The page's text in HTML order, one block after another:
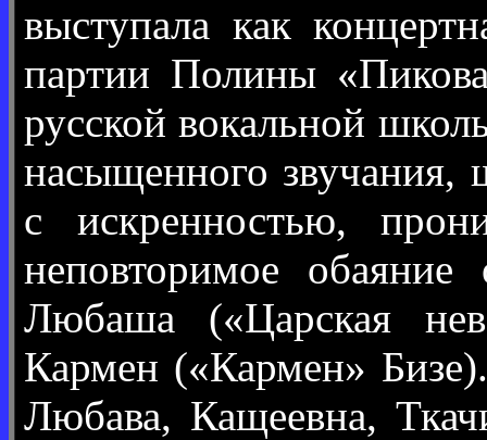
выступала как
партии Полины
русской вокальной
насыщенного звучания,
с искренностью,
неповторимое
Любаша («Царская
Кармен («Кармен»
Любава, Кащеевна,